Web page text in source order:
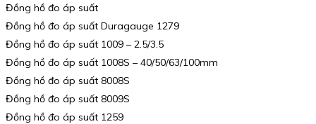
Đồng hồ đo áp suất
Đồng hồ đo áp suất Duragauge 1279
Đồng hồ đo áp suất 1009 – 2.5/3.5
Đồng hồ đo áp suất 1008S – 40/50/63/100mm
Đồng hồ đo áp suất 8008S
Đồng hồ đo áp suất 8009S
Đồng hồ đo áp suất 1259